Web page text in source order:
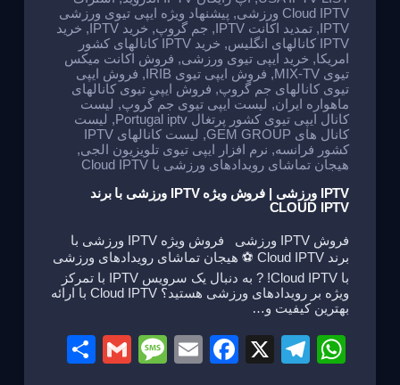
Cloud IPTV ورزشی
, پیشنهاد ویژه ایپی تیوی ورزشی
IPTV
, تمدید اکانت IPTV , جم گروپ, خرید IPTV , خرید
IPTV کانالهای انگلیس
,
خرید IPTV کانالهای کشور
امریکا, خرید ایپی تیوی ورزشی, فروش اکانت میکس
تیوی MIX-TV
, فروش ایپی تیوی IRIB , فروش ایپی
تیوی کانالهای جم گروپ, فروش ایپی تیوی کانالهای
ماهواره ایران, لیست ایپی تیوی جم گروپ, لیست
کانال ایپی تیوی کشور پرتغال Portugal iptv
, لیست
کانال های GEM GROUP
,
لیست کانالهای IPTV
کشور فرانسه, نرم افزار ایپی تیوی تلویزیون الجی,
هیجان تماشای رویدادهای ورزشی با Cloud IPTV
IPTV ورزشی | فروش ویژه IPTV ورزشی با برند
CLOUD IPTV
فروش IPTV ورزشی فروش ویژه IPTV ورزشی با
برند Cloud IPTV ⚽ هیجان تماشای رویدادهای ورزشی
با Cloud IPTV! ? به دنبال یک سرویس IPTV با تمرکز
ویژه بر رویدادهای ورزشی هستید؟ Cloud IPTV با ارائه
بهترین کیفیت و…
W
T
X
F
E
M
G